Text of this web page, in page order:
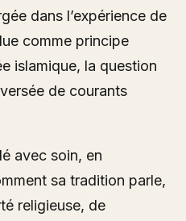
dans l’expérience de
comme principe
islamique, la question
de courants
avec soin, en
sa tradition parle,
religieuse, de